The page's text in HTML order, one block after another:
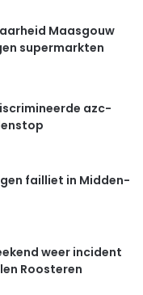
Maasgouw
supermarkten
azc-
failliet in Midden-
weer incident
Roosteren